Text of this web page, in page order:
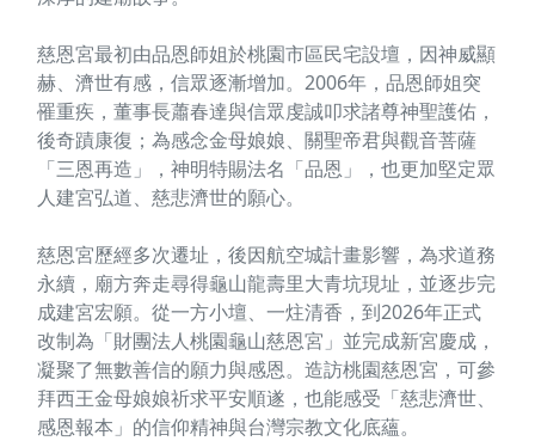
慈恩宮最初由品恩師姐於桃園市區民宅設壇，因神威顯
赫、濟世有感，信眾逐漸增加。2006年，品恩師姐突
罹重疾，董事長蕭春達與信眾虔誠叩求諸尊神聖護佑，
後奇蹟康復；為感念金母娘娘、關聖帝君與觀音菩薩
「三恩再造」，神明特賜法名「品恩」，也更加堅定眾
人建宮弘道、慈悲濟世的願心。
慈恩宮歷經多次遷址，後因航空城計畫影響，為求道務
永續，廟方奔走尋得龜山龍壽里大青坑現址，並逐步完
成建宮宏願。從一方小壇、一炷清香，到2026年正式
改制為「財團法人桃園龜山慈恩宮」並完成新宮慶成，
凝聚了無數善信的願力與感恩。造訪桃園慈恩宮，可參
拜西王金母娘娘祈求平安順遂，也能感受「慈悲濟世、
感恩報本」的信仰精神與台灣宗教文化底蘊。